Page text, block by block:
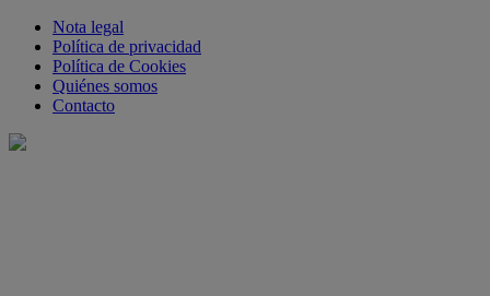
Nota legal
Política de privacidad
Política de Cookies
Quiénes somos
Contacto